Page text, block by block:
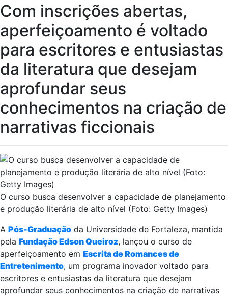
Com inscrições abertas,
aperfeiçoamento é voltado
para escritores e entusiastas
da literatura que desejam
aprofundar seus
conhecimentos na criação de
narrativas ficcionais
O curso busca desenvolver a capacidade de planejamento
e produção literária de alto nível (Foto: Getty Images)
A Pós-Graduação da Universidade de Fortaleza, mantida
pela Fundação Edson Queiroz, lançou o curso de
aperfeiçoamento em Escrita de Romances de
Entretenimento, um programa inovador voltado para
escritores e entusiastas da literatura que desejam
aprofundar seus conhecimentos na criação de narrativas